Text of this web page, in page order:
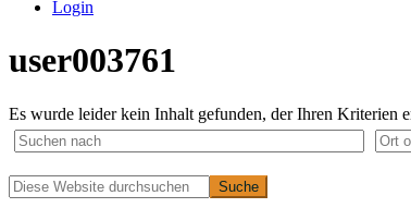
Login
user003761
Es wurde leider kein Inhalt gefunden, der Ihren Kriterien
Primäre
Diese
Website